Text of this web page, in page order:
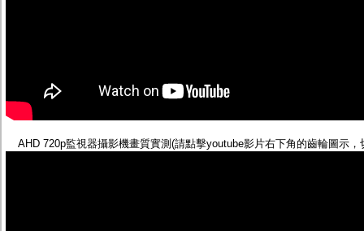
AHD 720p監視器攝影機畫質實測(請點擊youtube影片右下角的齒輪圖示，